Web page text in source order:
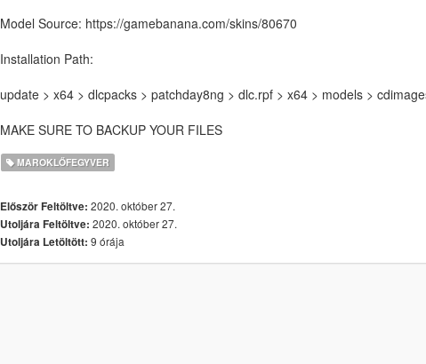
Model Source: https://gamebanana.com/skins/80670
Installation Path:
update > x64 > dlcpacks > patchday8ng > dlc.rpf > x64 > models >
MAKE SURE TO BACKUP YOUR FILES
MAROKLŐFEGYVER
Először Feltöltve: 2020. október 27.
Utoljára Feltöltve: 2020. október 27.
Utoljára Letöltött: 9 órája